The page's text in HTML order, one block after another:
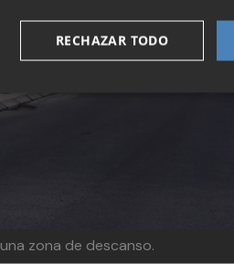
zona de descanso.
RECHAZAR TODO